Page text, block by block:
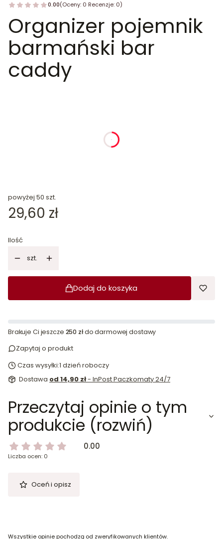
0.00(Oceny: 0 Recenzje: 0)
Organizer pojemnik
barmański bar
caddy
powyżej 50 szt.
Cena
29,60 zł
Ilość
szt.
Dodaj do koszyka
Brakuje Ci jeszcze 250 złdo darmowej dostawy
Zapytaj o produkt
Czas wysyłki:1 dzień roboczy
Dostawa od 14,90 zł- InPost Paczkomaty 24/7
Przeczytaj opinie o tym
produkcie (rozwiń)
0.00
Liczba ocen: 0
Oceń i opisz
Wszystkie opinie pochodzą od zweryfikowanych klientów.